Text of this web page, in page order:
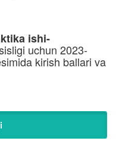
ishi-
uchun 2023-
kirish ballari va